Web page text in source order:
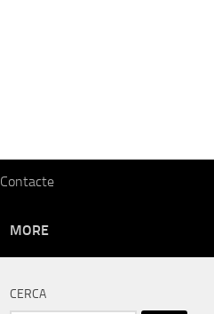
Contacte
MORE
CERCA